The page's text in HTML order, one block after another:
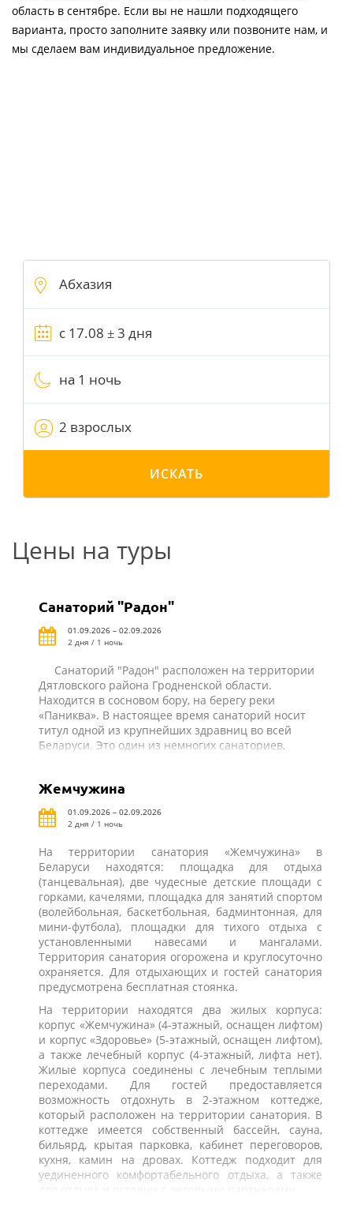
область в сентябре. Если вы не нашли подходящего
варианта, просто заполните заявку или позвоните нам, и
мы сделаем вам индивидуальное предложение.
на 1 ночь
2 взрослых
ИСКАТЬ
Цены на туры
Санаторий "Радон"
01.09.2026 – 02.09.2026
2 дня / 1 ночь
Санаторий "Радон" расположен на территории
Дятловского района Гродненской области.
Находится в сосновом бору, на берегу реки
«Паниква». В настоящее время санаторий носит
титул одной из крупнейших здравниц во всей
Беларуси. Это один из немногих санаториев,
специалисты санатория найдут индивидуальный
подход и предложат оптимальную программу
восстановления и лечения. Вода природных
благотворное влияние на организм, именно по
этой причине санаторий появился недалеко от
мест ее образования. Широкое применение на
всем протяжении лечения бальнеологических
процедур позволяет персоналу санатория
достигать небывалых успехов в лечении самого
широкого спектра заболеваний. Здесь также часто
используют и целебные свойства природных
грязевых источников.
Жемчужина
01.09.2026 – 02.09.2026
2 дня / 1 ночь
На территории санатория «Жемчужина» в
Беларуси находятся: площадка для отдыха
(танцевальная), две чудесные детские площади с
горками, качелями, площадка для занятий спортом
(волейбольная, баскетбольная, бадминтонная, для
мини-футбола), площадки для тихого отдыха с
установленными навесами и мангалами.
Территория санатория огорожена и круглосуточно
охраняется. Для отдыхающих и гостей санатория
предусмотрена бесплатная стоянка.
На территории находятся два жилых корпуса:
корпус «Жемчужина» (4-этажный, оснащен лифтом)
и корпус «Здоровье» (5-этажный, оснащен лифтом),
а также лечебный корпус (4-этажный, лифта нет).
Жилые корпуса соединены с лечебным теплыми
переходами. Для гостей предоставляется
возможность отдохнуть в 2-этажном коттедже,
который расположен на территории санатория. В
коттедже имеется собственный бассейн, сауна,
бильярд, крытая парковка, кабинет переговоров,
кухня, камин на дровах. Коттедж подходит для
уединенного комфортабельного отдыха, а также